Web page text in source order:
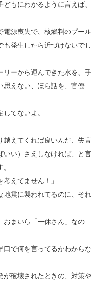
もにわかるように言えば、
源喪失で、核燃料のプール
も発生したら近づけないでし
リーから運んできた水を、手
思えない、ほら話を、官僚
てないよ。
越えてくれば良いんだ、失言
いい）さえしなければ、と言
えてません！」
震に襲われてるのに、それ
おまいら「一休さん」なの
で何を言ってるかわからな
が破壊されたときの、対策や